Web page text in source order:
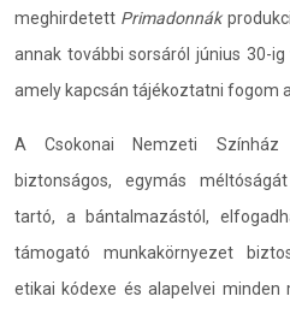
meghirdetett Primadonnák
annak további sorsáról június 30-
amely kapcsán tájékoztatni fogom
A Csokonai Nemzeti
biztonságos, egymás
tartó, a bántalmazástól,
támogató munkakörnyezet
etikai kódexe és alapelvei minden